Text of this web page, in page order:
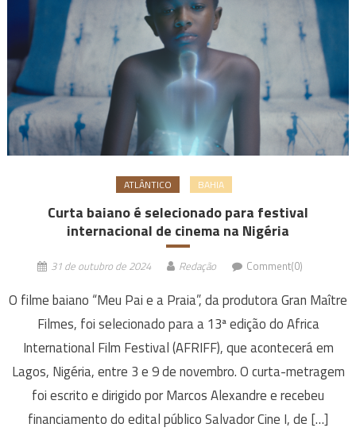
ATLÂNTICO BAHIA
Curta baiano é selecionado para festival
internacional de cinema na Nigéria
31 de outubro de 2024 Redação Comment(0)
O filme baiano “Meu Pai e a Praia”, da produtora Gran Maître
Filmes, foi selecionado para a 13ª edição do Africa
International Film Festival (AFRIFF), que acontecerá em
Lagos, Nigéria, entre 3 e 9 de novembro. O curta-metragem
foi escrito e dirigido por Marcos Alexandre e recebeu
financiamento do edital público Salvador Cine I, de […]